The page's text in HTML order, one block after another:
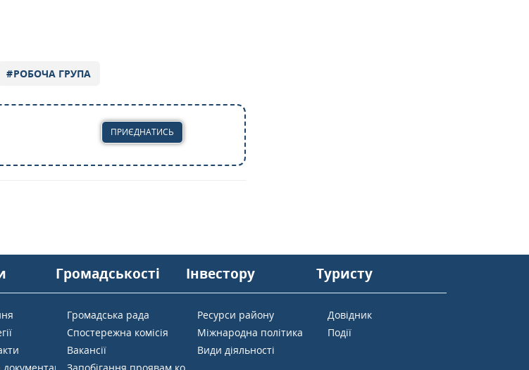
РОБОЧА ГРУПА
ПРИЄДНАТИСЬ
Громадськості
Громадська рада
Спостережна комісія
Вакансії
Інвестору
Ресурси району
Міжнародна політика
Види діяльності
Туристу
Довідник
Події